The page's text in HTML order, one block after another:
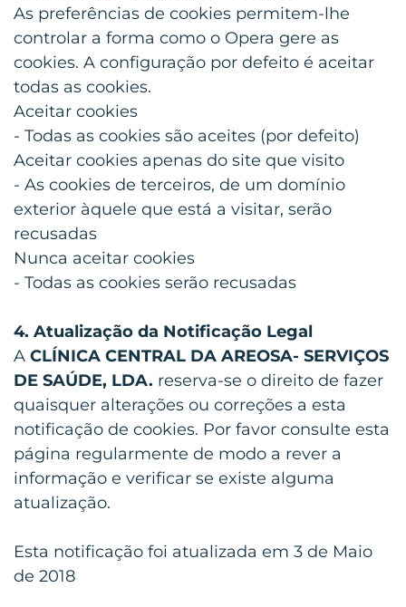
As preferências de cookies permitem-lhe
controlar a forma como o Opera gere as
cookies. A configuração por defeito é aceitar
todas as cookies.
Aceitar cookies
- Todas as cookies são aceites (por defeito)
Aceitar cookies apenas do site que visito
- As cookies de terceiros, de um domínio
exterior àquele que está a visitar, serão
recusadas
Nunca aceitar cookies
- Todas as cookies serão recusadas
4. Atualização da Notificação Legal
A CLÍNICA CENTRAL DA AREOSA- SERVIÇOS
DE SAÚDE, LDA. reserva-se o direito de fazer
quaisquer alterações ou correções a esta
notificação de cookies. Por favor consulte esta
página regularmente de modo a rever a
informação e verificar se existe alguma
atualização.
Esta notificação foi atualizada em 3 de Maio
de 2018